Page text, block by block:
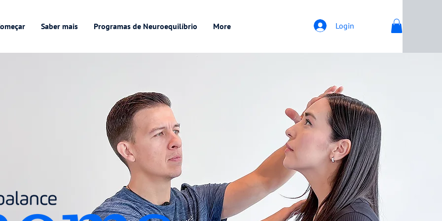
Saber mais Programas de Neuroequilíbrio More Login